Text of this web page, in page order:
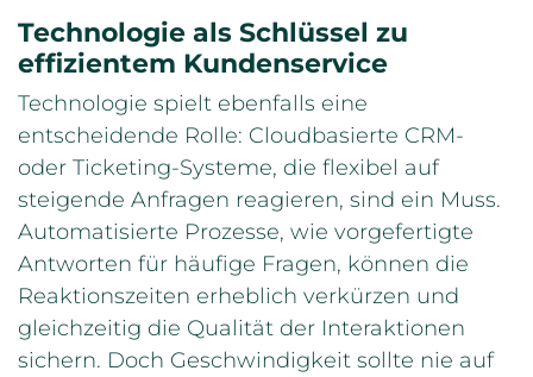
Technologie als Schlüssel zu
effizientem Kundenservice
Technologie spielt ebenfalls eine
entscheidende Rolle: Cloudbasierte CRM-
oder Ticketing-Systeme, die flexibel auf
steigende Anfragen reagieren, sind ein Muss.
Automatisierte Prozesse, wie vorgefertigte
Antworten für häufige Fragen, können die
Reaktionszeiten erheblich verkürzen und
gleichzeitig die Qualität der Interaktionen
sichern. Doch Geschwindigkeit sollte nie auf